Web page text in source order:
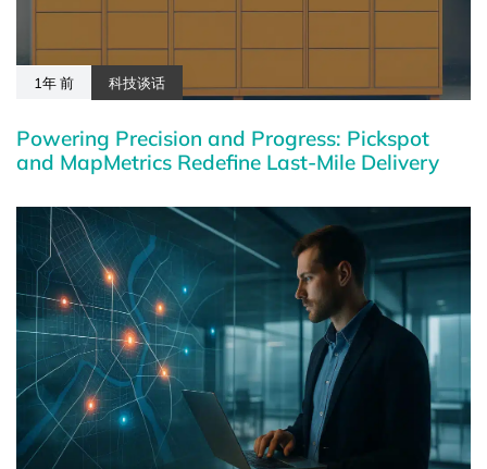
1年 前 科技谈话
Powering Precision and Progress: Pickspot
and MapMetrics Redefine Last-Mile Delivery